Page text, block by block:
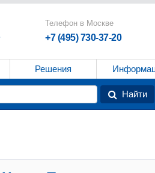
Телефон в Москве
+7 (495) 730-37-20
Решения
Найти